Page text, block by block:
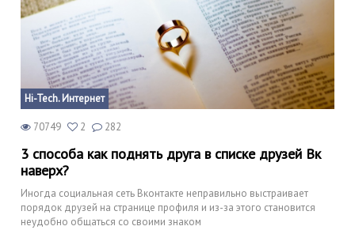
Hi-Tech. Интернет
70749 2 282
3 способа как поднять друга в списке друзей Вк
наверх?
Иногда социальная сеть Вконтакте неправильно выстраивает
порядок друзей на странице профиля и из-за этого становится
неудобно общаться со своими знаком